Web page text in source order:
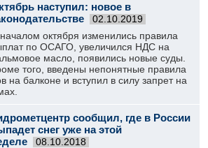
наступил: новое в
02.10.2019
октября изменились правила
по ОСАГО, увеличился НДС на
масло, появились новые суды.
того, введены непонятные правила
на балконе и вступил в силу запрет на
сообщил, где в России
снег уже на этой
08.10.2018